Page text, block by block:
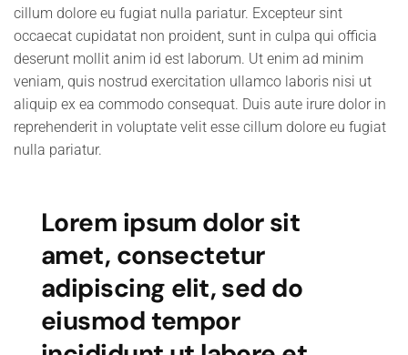
cillum dolore eu fugiat nulla pariatur. Excepteur sint
occaecat cupidatat non proident, sunt in culpa qui officia
deserunt mollit anim id est laborum. Ut enim ad minim
veniam, quis nostrud exercitation ullamco laboris nisi ut
aliquip ex ea commodo consequat. Duis aute irure dolor in
reprehenderit in voluptate velit esse cillum dolore eu fugiat
nulla pariatur.
Lorem ipsum dolor sit
amet, consectetur
adipiscing elit, sed do
eiusmod tempor